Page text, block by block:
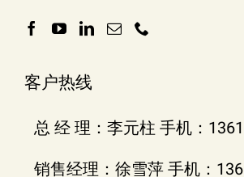
客户热线
总 经 理：李元柱 手机：
销售经理：徐雪萍 手机：